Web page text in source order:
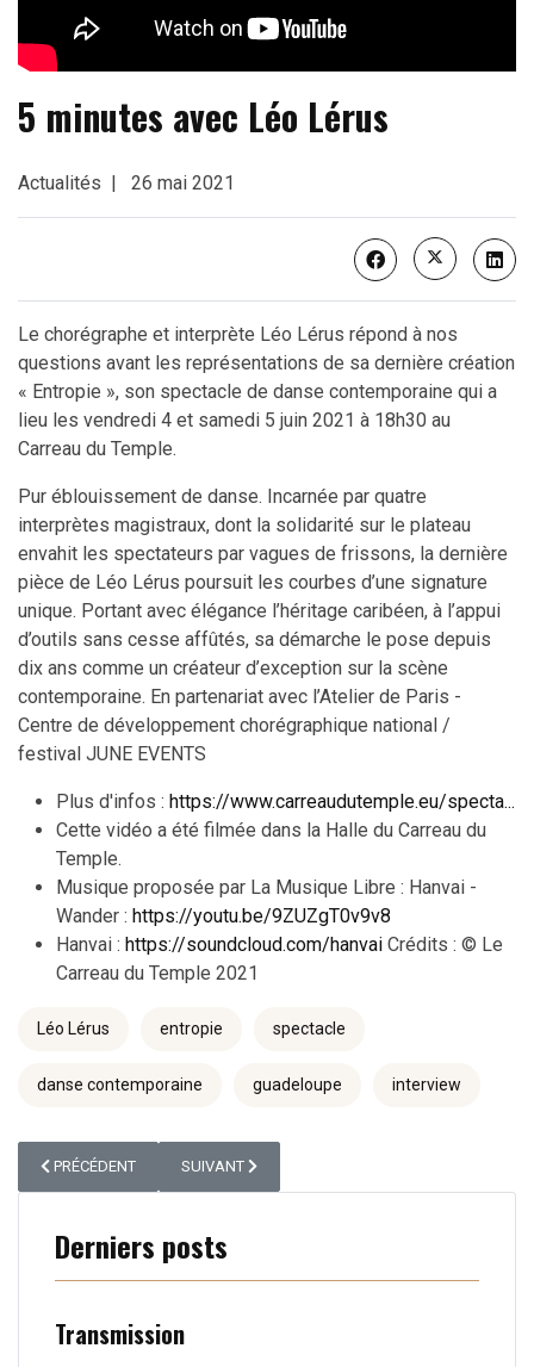
5 minutes avec Léo Lérus
Actualités 26 mai 2021
Le chorégraphe et interprète Léo Lérus répond à nos
questions avant les représentations de sa dernière création
« Entropie », son spectacle de danse contemporaine qui a
lieu les vendredi 4 et samedi 5 juin 2021 à 18h30 au
Carreau du Temple.
Pur éblouissement de danse. Incarnée par quatre
interprètes magistraux, dont la solidarité sur le plateau
envahit les spectateurs par vagues de frissons, la dernière
pièce de Léo Lérus poursuit les courbes d’une signature
unique. Portant avec élégance l’héritage caribéen, à l’appui
d’outils sans cesse affûtés, sa démarche le pose depuis
dix ans comme un créateur d’exception sur la scène
contemporaine. En partenariat avec l’Atelier de Paris -
Centre de développement chorégraphique national /
festival JUNE EVENTS
Plus d'infos : https://www.carreaudutemple.eu/specta...
Cette vidéo a été filmée dans la Halle du Carreau du
Temple.
Musique proposée par La Musique Libre : Hanvai -
Wander : https://youtu.be/9ZUZgT0v9v8
Hanvai : https://soundcloud.com/hanvai Crédits : © Le
Carreau du Temple 2021
Léo Lérus entropie spectacle
danse contemporaine guadeloupe interview
ARTICLE PRÉCÉDENT : LES REPORTAGES CULTURELS DE L’ATELIER DE
PRÉCÉDENT ARTICLE SUIVANT : DUBLIN DANCE FESTIVAL
SUIVANT
Derniers posts
Transmission